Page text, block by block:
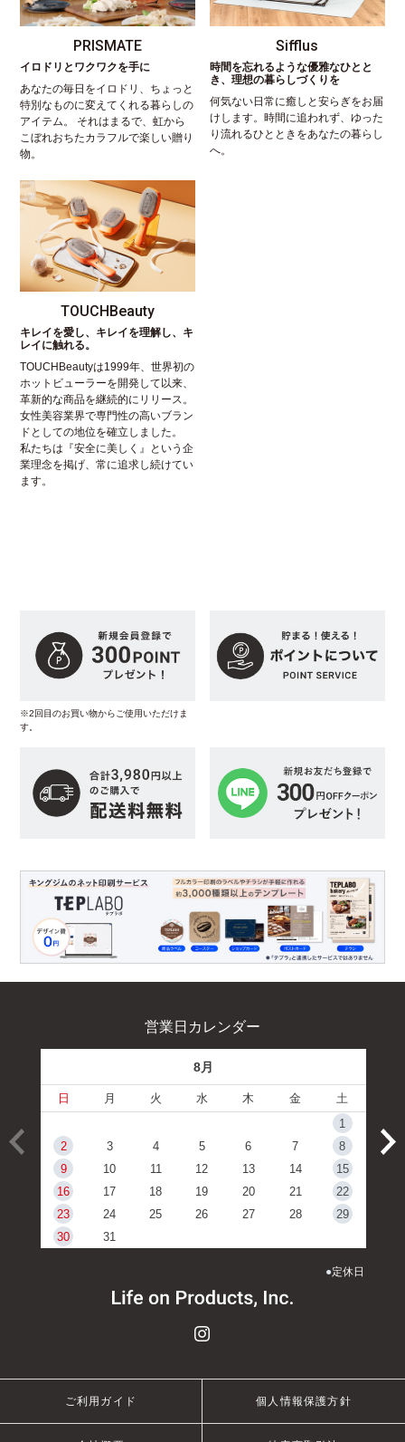
PRISMATE
イロドリとワクワクを手に
あなたの毎日をイロドリ、ちょっと
特別なものに変えてくれる暮らしの
アイテム。 それはまるで、虹から
こぼれおちたカラフルで楽しい贈り
物。
Sifflus
時間を忘れるような優雅なひとと
き、理想の暮らしづくりを
何気ない日常に癒しと安らぎをお届
けします。時間に追われず、ゆった
り流れるひとときをあなたの暮らし
へ。
TOUCHBeauty
キレイを愛し、キレイを理解し、キ
レイに触れる。
TOUCHBeautyは1999年、世界初の
ホットビューラーを開発して以来、
革新的な商品を継続的にリリース。
女性美容業界で専門性の高いブラン
ドとしての地位を確立しました。
私たちは『安全に美しく』という企
業理念を掲げ、常に追求し続けてい
ます。
※2回目のお買い物からご使用いただけま
す。
営業日カレンダー
8月
日 月 火 水 木 金
土
1
2
3 4 5 6 7
8
9
10 11 12 13 14
15
16
17 18 19 20 21
22
23
24 25 26 27 28
29
30
31
●定休日
ご利用ガイド 個人情報保護方針